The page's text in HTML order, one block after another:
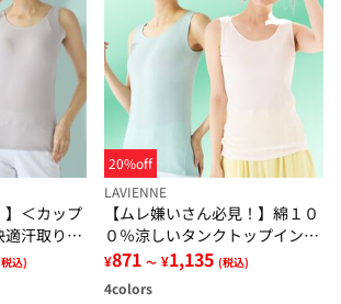
】＜カップ
汗取りタ
さらりラ
込)
20%off
LAVIENNE
【ムレ嫌いさん必見！】綿１０
０％涼しいタンクトップインナ
ー＜さらりラボ＞
¥871 ～ ¥1,135 (税込)
4colors